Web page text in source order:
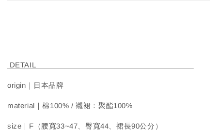
DETAIL
origin｜日本品牌
material｜棉100% / 襯裙：聚酯100%
size｜F（腰寬33~47、臀寬44、裙長90公分）